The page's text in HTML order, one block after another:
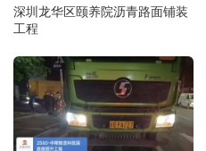
深圳龙华区颐养院沥青路面铺装
工程